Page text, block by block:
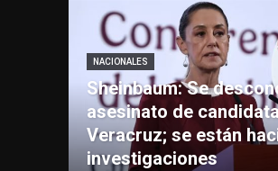
NACIONALES
Sheinbaum: Se
asesinato de
Veracruz; se están
investigaciones